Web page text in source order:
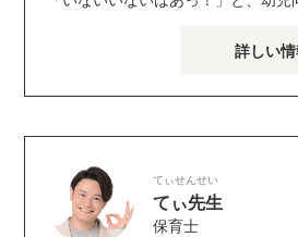
のお子さんがいるパパ・ママを中
@genki
詳しい
てぃせんせい
てぃ先生
保育士